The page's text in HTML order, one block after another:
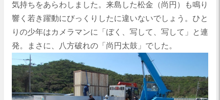
気持ちをあらわしました。来島した松金（尚円）も鳴り
響く若き躍動にびっくりしたに違いないでしょう。ひと
りの少年はカメラマンに「ぼく、写して、写して」と連
発。まさに、八方破れの「尚円太鼓」でした。